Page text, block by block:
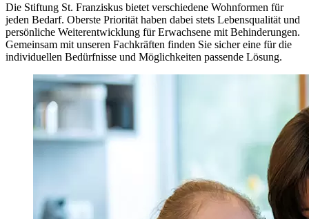
Die Stiftung St. Franziskus bietet verschiedene Wohn­formen für
jeden Bedarf. Oberste Priorität haben dabei stets Lebens­qualität und
persön­liche Weiter­entwicklung für Erwachsene mit Behin­derungen.
Gemeinsam mit unseren Fach­kräften finden Sie sicher eine für die
individuellen Bedürfnisse und Möglich­keiten passende Lösung.